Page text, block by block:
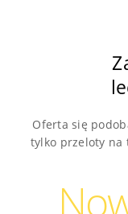
Oferta się
tylko przeloty na